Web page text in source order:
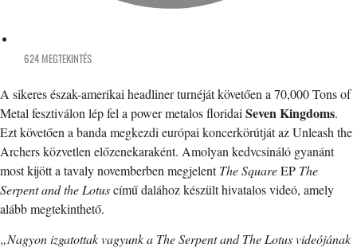
624 MEGTEKINTÉS
A sikeres észak-amerikai headliner turnéját követően a 70,000 Tons of
Metal fesztiválon lép fel a power metalos floridai Seven Kingdoms.
Ezt követően a banda megkezdi európai koncerkörútját az Unleash the
Archers közvetlen előzenekaraként. Amolyan kedvcsináló gyanánt
most kijött a tavaly novemberben megjelentThe SquareEP The
Serpent and the Lotuscímű dalához készült hivatalos videó, amely
alább megtekinthető.
„Nagyon izgatottak vagyunk a The Serpent and The Lotus videójának